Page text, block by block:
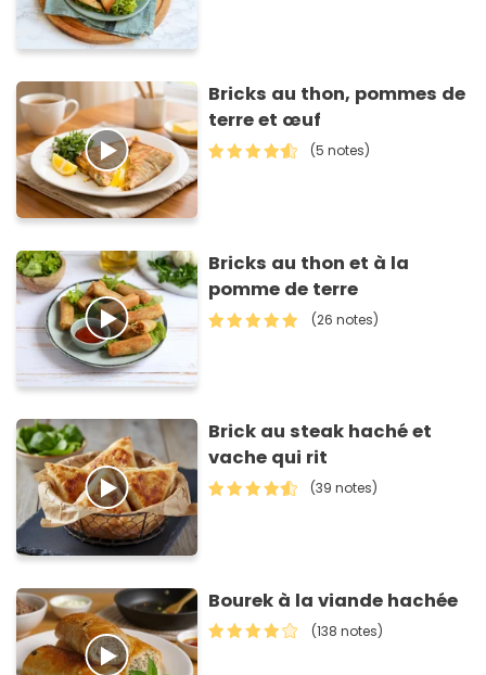
Bricks au thon, pommes de
terre et œuf
(5 notes)
Bricks au thon et à la
pomme de terre
(26 notes)
Brick au steak haché et
vache qui rit
(39 notes)
Bourek à la viande hachée
(138 notes)